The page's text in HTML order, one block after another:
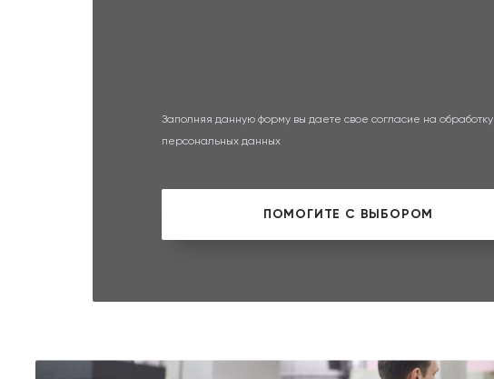
Заполняя данную форму вы даете свое согласие на обработку
персональных данных